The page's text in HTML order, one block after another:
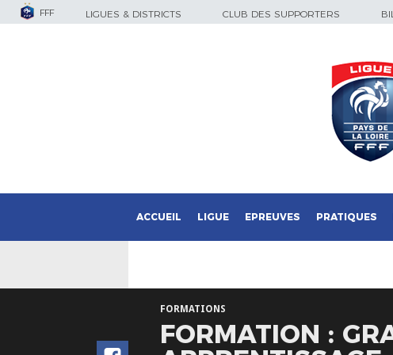
FFF LIGUES & DISTRICTS CLUB DES SUPPORTERS
ACCUEIL LIGUE EPREUVES PRATIQUES
FORMATIONS
FORMATION :